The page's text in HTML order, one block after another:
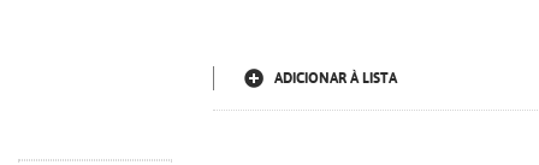
ADICIONAR À LISTA